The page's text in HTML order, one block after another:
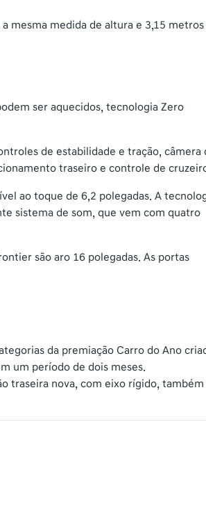
mesma medida de altura e 3,15 metros
ser aquecidos, tecnologia Zero
de estabilidade e tração, câmera
traseiro e controle de
ao toque de 6,2 polegadas. A
sistema de som, que vem com quatro
são aro 16 polegadas. As portas
da premiação Carro do Ano
um período de dois meses.
traseira nova, com eixo rígido, também